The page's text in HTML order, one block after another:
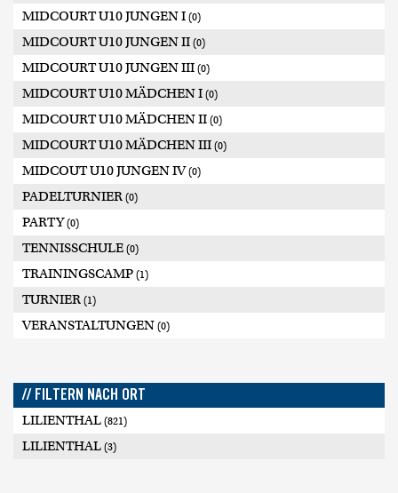
MIDCOURT U10 JUNGEN I (0)
MIDCOURT U10 JUNGEN II (0)
MIDCOURT U10 JUNGEN III (0)
MIDCOURT U10 MÄDCHEN I (0)
MIDCOURT U10 MÄDCHEN II (0)
MIDCOURT U10 MÄDCHEN III (0)
MIDCOUT U10 JUNGEN IV(0)
PADELTURNIER (0)
PARTY(0)
TENNISSCHULE (0)
TRAININGSCAMP (1)
TURNIER (1)
VERANSTALTUNGEN (0)
// FILTERN NACH ORT
LILIENTHAL (821)
LILIENTHAL (3)